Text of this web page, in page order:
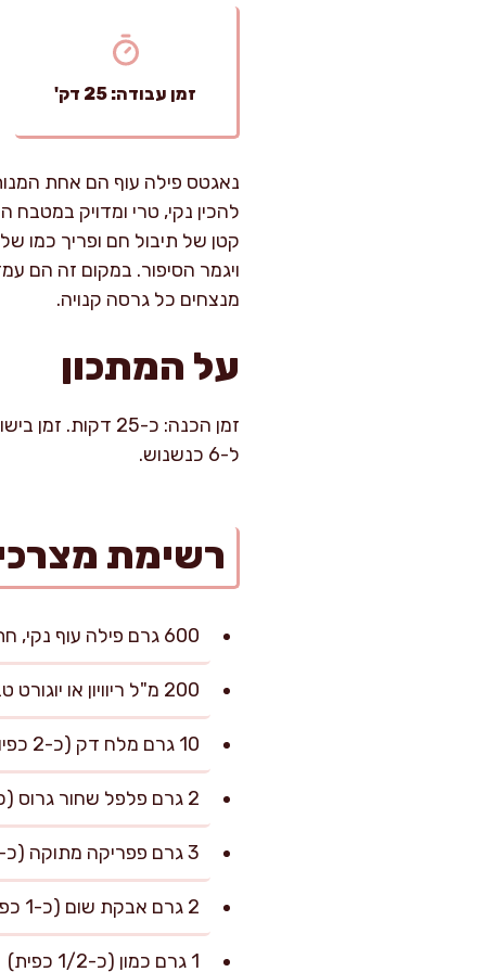
זמן עבודה: 25 דק'
נאגטס פילה עוף הם אחת
להכין נקי, טרי ומדויק
קטן של תיבול חם ופריך כמו
ויגמר הסיפור. במקום זה הם
מנצחים כל גרסה קנויה.
על המתכון
ל-6 כנשנוש.
רשימת
600 גרם פילה עוף נקי, חתוך לקוביות או רצועות בעובי 2–3 ס"מ
200 מ"ל ריוויון או יוגורט טבעי (אפשר 3% ומעלה)
10 גרם מלח דק (כ-2 כפיות שטוחות)
2 גרם פלפל שחור גרוס (כ-1 כפית שטוחה)
3 גרם פפריקה מתוקה (כ-1 כפית גדושה)
2 גרם אבקת שום (כ-1 כפית שטוחה)
1 גרם כמון (כ-1/2 כפית)